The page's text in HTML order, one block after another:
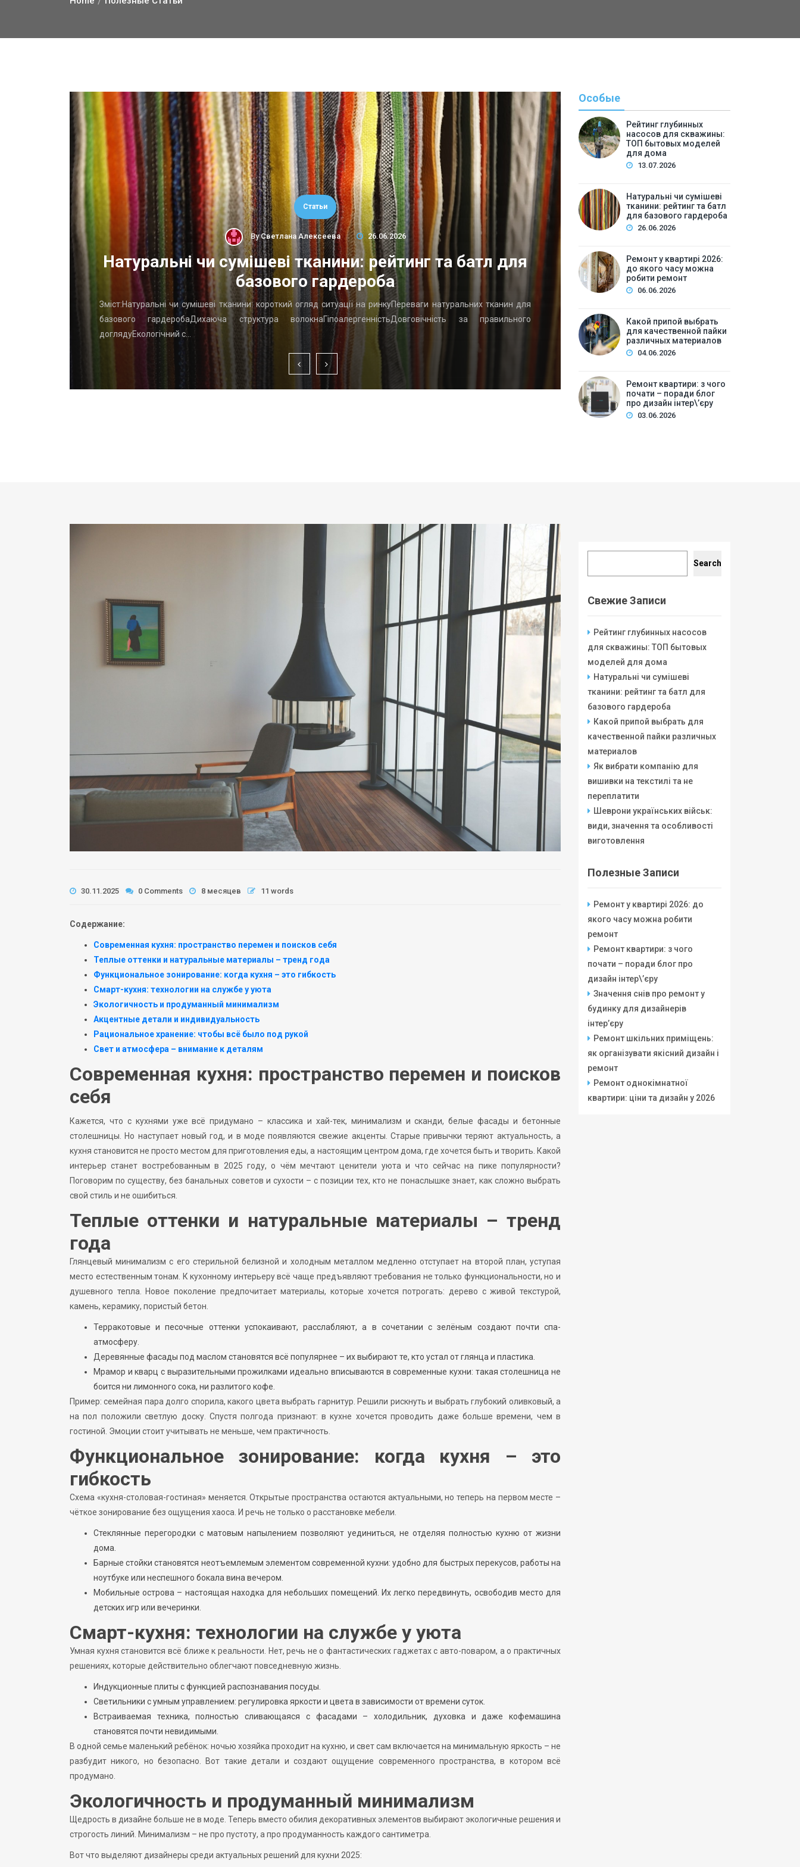
Статьи
ByСветлана Алексеева 26.06.2026
Натуральні чи сумішеві тканини: рейтинг та батл для
базового гардероба
Зміст:Натуральні чи сумішеві тканини: короткий огляд ситуації на ринкуПереваги натуральних тканин для
базового гардеробаДихаюча структура волокнаГіпоалергенністьДовговічність за правильного
доглядуЕкологічний с…
Ремонт у квартирі 2026:
робіт та обладнанняЛегкий косметичний
вечірній часКори…
Особые
Рейтинг глубинных
насосов для скважины:
ТОП бытовых моделей
для дома
13.07.2026
Натуральні чи сумішеві
тканини: рейтинг та батл
для базового гардероба
26.06.2026
Ремонт у квартирі 2026:
до якого часу можна
робити ремонт
06.06.2026
Какой припой выбрать
для качественной пайки
различных материалов
04.06.2026
Ремонт квартири: з чого
почати – поради блог
про дизайн інтер\’єру
03.06.2026
30.11.2025 0 Comments 8 месяцев 11 words
Содержание:
Современная кухня: пространство перемен и поисков себя
Теплые оттенки и натуральные материалы – тренд года
Функциональное зонирование: когда кухня – это гибкость
Смарт-кухня: технологии на службе у уюта
Экологичность и продуманный минимализм
Акцентные детали и индивидуальность
Рациональное хранение: чтобы всё было под рукой
Свет и атмосфера – внимание к деталям
Современная кухня: пространство перемен и поисков
себя
Кажется, что с кухнями уже всё придумано – классика и хай-тек, минимализм и сканди, белые фасады и бетонные
столешницы. Но наступает новый год, и в моде появляются свежие акценты. Старые привычки теряют актуальность, а
кухня становится не просто местом для приготовления еды, а настоящим центром дома, где хочется быть и творить. Какой
интерьер станет востребованным в 2025 году, о чём мечтают ценители уюта и что сейчас на пике популярности?
Поговорим по существу, без банальных советов и сухости – с позиции тех, кто не понаслышке знает, как сложно выбрать
свой стиль и не ошибиться.
Теплые оттенки и натуральные материалы – тренд
года
Глянцевый минимализм с его стерильной белизной и холодным металлом медленно отступает на второй план, уступая
место естественным тонам. К кухонному интерьеру всё чаще предъявляют требования не только функциональности, но и
душевного тепла. Новое поколение предпочитает материалы, которые хочется потрогать: дерево с живой текстурой,
камень, керамику, пористый бетон.
Терракотовые и песочные оттенки успокаивают, расслабляют, а в сочетании с зелёным создают почти спа-
атмосферу.
Деревянные фасады под маслом становятся всё популярнее – их выбирают те, кто устал от глянца и пластика.
Мрамор и кварц с выразительными прожилками идеально вписываются в современные кухни: такая столешница не
боится ни лимонного сока, ни разлитого кофе.
Пример: семейная пара долго спорила, какого цвета выбрать гарнитур. Решили рискнуть и выбрать глубокий оливковый, а
на пол положили светлую доску. Спустя полгода признают: в кухне хочется проводить даже больше времени, чем в
гостиной. Эмоции стоит учитывать не меньше, чем практичность.
Функциональное зонирование: когда кухня – это
гибкость
Схема «кухня-столовая-гостиная» меняется. Открытые пространства остаются актуальными, но теперь на первом месте –
чёткое зонирование без ощущения хаоса. И речь не только о расстановке мебели.
Стеклянные перегородки с матовым напылением позволяют уединиться, не отделяя полностью кухню от жизни
дома.
Барные стойки становятся неотъемлемым элементом современной кухни: удобно для быстрых перекусов, работы на
ноутбуке или неспешного бокала вина вечером.
Мобильные острова – настоящая находка для небольших помещений. Их легко передвинуть, освободив место для
детских игр или вечеринки.
Смарт-кухня: технологии на службе у уюта
Умная кухня становится всё ближе к реальности. Нет, речь не о фантастических гаджетах с авто-поваром, а о практичных
решениях, которые действительно облегчают повседневную жизнь.
Индукционные плиты с функцией распознавания посуды.
Светильники с умным управлением: регулировка яркости и цвета в зависимости от времени суток.
Встраиваемая техника, полностью сливающаяся с фасадами – холодильник, духовка и даже кофемашина
становятся почти невидимыми.
В одной семье маленький ребёнок: ночью хозяйка проходит на кухню, и свет сам включается на минимальную яркость – не
разбудит никого, но безопасно. Вот такие детали и создают ощущение современного пространства, в котором всё
продумано.
Экологичность и продуманный минимализм
Щедрость в дизайне больше не в моде. Теперь вместо обилия декоративных элементов выбирают экологичные решения и
строгость линий. Минимализм – не про пустоту, а про продуманность каждого сантиметра.
Вот что выделяют дизайнеры среди актуальных решений для кухни 2025:
Search
Свежие Записи
Рейтинг глубинных насосов
для скважины: ТОП бытовых
моделей для дома
Натуральні чи сумішеві
тканини: рейтинг та батл для
базового гардероба
Какой припой выбрать для
качественной пайки различных
материалов
Як вибрати компанію для
вишивки на текстилі та не
переплатити
Шеврони українських військ:
види, значення та особливості
виготовлення
Полезные Записи
Ремонт у квартирі 2026: до
якого часу можна робити
ремонт
Ремонт квартири: з чого
почати – поради блог про
дизайн інтер\’єру
Значення снів про ремонт у
будинку для дизайнерів
інтер’єру
Ремонт шкільних приміщень:
як організувати якісний дизайн і
ремонт
Ремонт однокімнатної
квартири: ціни та дизайн у 2026